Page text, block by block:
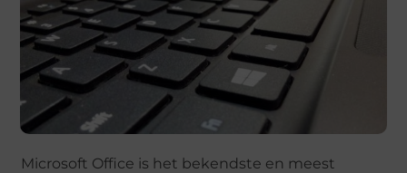
Microsoft Office is het bekendste en meest